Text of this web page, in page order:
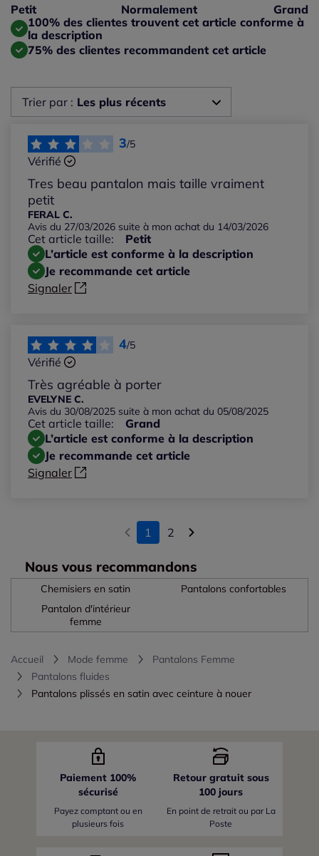
Petit Normalement Grand
Taille petit : 25%
Taille grand : 25%
100% des clientes trouvent cet article conforme à
la description
75% des clientes recommandent cet article
Trier par : Les plus récents
Les plus récents
Les plus anciens
Notes les plus élevées
Notes les plus basses
3/5
Vérifié
Tres beau pantalon mais taille vraiment
petit
FERAL C.
Avis du 27/03/2026 suite à mon achat du 14/03/2026
Cet article taille:
Petit
L’article est conforme à la description
Je recommande cet article
Signaler
4/5
Vérifié
Très agréable à porter
EVELYNE C.
Avis du 30/08/2025 suite à mon achat du 05/08/2025
Cet article taille:
Grand
L’article est conforme à la description
Je recommande cet article
Signaler
1 2
Nous vous recommandons
Chemisiers en satin
Pantalons confortables
Pantalon d'intérieur
femme
Accueil Mode femme
Pantalons Femme
Pantalons fluides
Pantalons plissés en satin avec ceinture à nouer
Paiement 100%
sécurisé
Payez comptant ou en
plusieurs fois
Retour gratuit sous
100 jours
En point de retrait ou par La
Poste